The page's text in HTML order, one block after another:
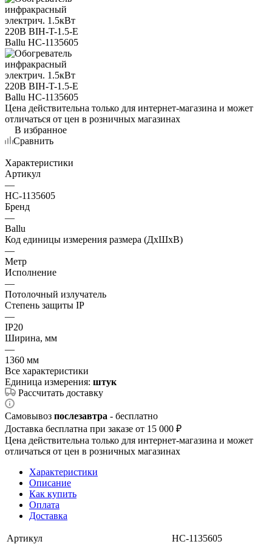
Цена действительна только для интернет-магазина и может
отличаться от цен в розничных магазинах
В избранное
Сравнить
Характеристики
Артикул
—
НС-1135605
Бренд
—
Ballu
Код единицы измерения размера (ДхШхВ)
—
Метр
Исполнение
—
Потолочный излучатель
Степень защиты IP
—
IP20
Ширина, мм
—
1360 мм
Все характеристики
Единица измерения: штук
Рассчитать доставку
Самовывоз послезавтра - бесплатно
Доставка бесплатна при заказе от 15 000 ₽
Цена действительна только для интернет-магазина и может
отличаться от цен в розничных магазинах
Характеристики
Описание
Как купить
Оплата
Доставка
Артикул
НС-1135605